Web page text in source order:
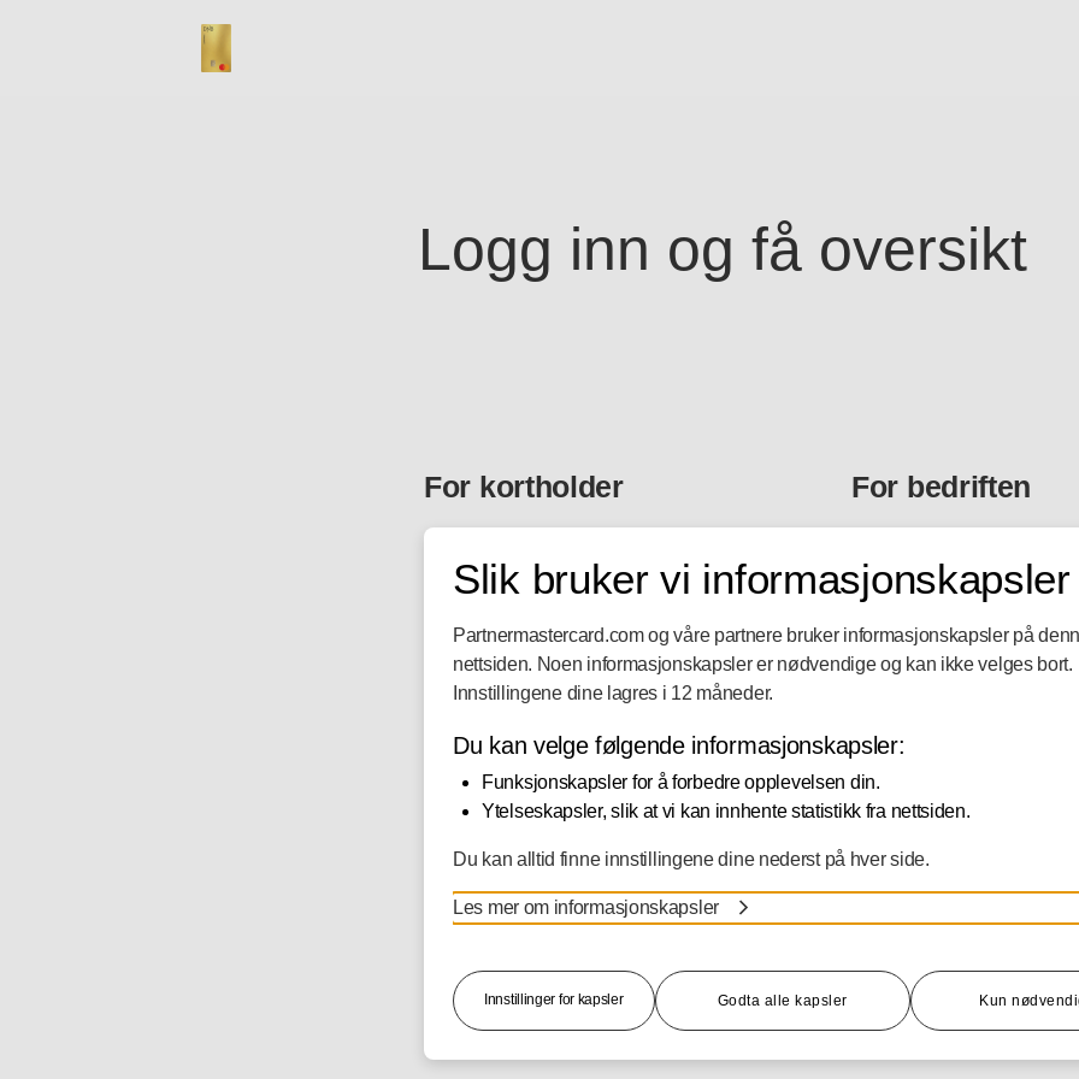
Logg inn og få oversikt
For kortholder
transaksjoner og
Corporate Mastercard. Har du DNB
Innkjøpskonto, logger du også inn
LOGG INN
For bedriften
Kortadmin, finner du her
Kortholderlister
Fakturainformasjon
Innbetalinger
avtaler
LOGG INN
Slik bruker vi informasjonskapsler
Partnermastercard.com og våre partnere bruker informasjonskapsler på
nettsiden. Noen informasjonskapsler er nødvendige og kan ikke velges bort.
Innstillingene dine lagres i 12 måneder.
Du kan velge følgende informasjonskapsler:
Funksjonskapsler for å forbedre opplevelsen din.
Ytelseskapsler, slik at vi kan innhente statistikk fra nettsiden.
Du kan alltid finne innstillingene dine nederst på hver side.
Les mer om informasjonskapsler
Innstillinger for kapsler Godta alle kapsler Kun